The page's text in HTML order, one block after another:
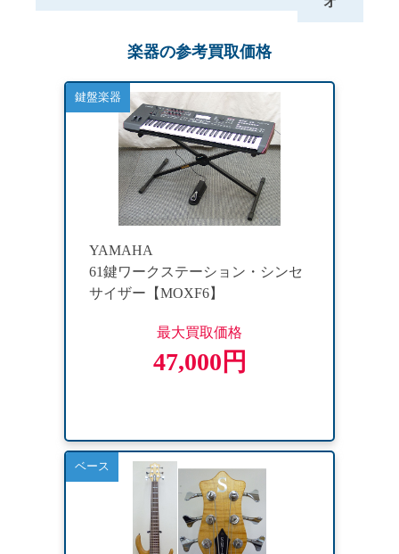
楽器の参考買取価格
鍵盤楽器
YAMAHA
61鍵ワークステーション・シンセ
サイザー【MOXF6】
最大買取価格
47,000円
ベース